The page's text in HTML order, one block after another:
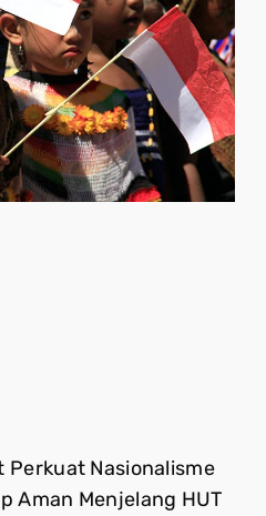
Perkuat Nasionalisme
Aman Menjelang HUT